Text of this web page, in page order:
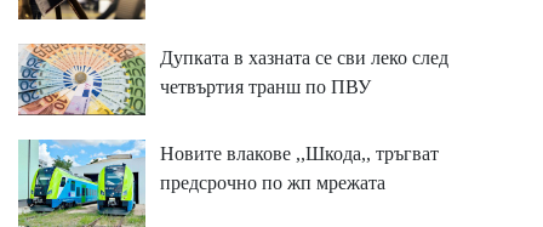
Дупката в хазната се сви леко след
четвъртия транш по ПВУ
Новите влакове ,,Шкода,, тръгват
предсрочно по жп мрежата